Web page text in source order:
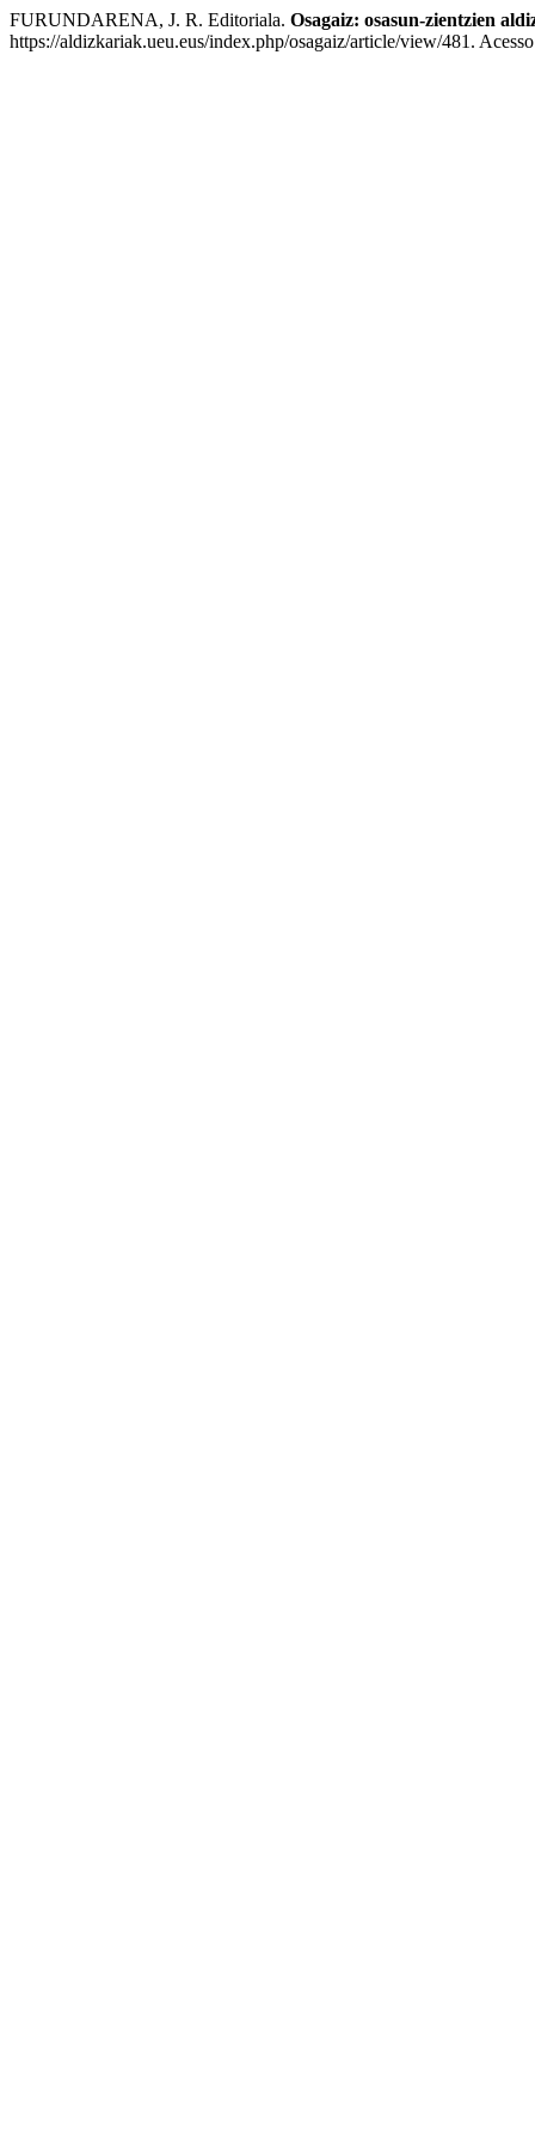
FURUNDARENA, J. R. Editoriala. Osagaiz: osasun-zientzien
https://aldizkariak.ueu.eus/index.php/osagaiz/article/view/481.